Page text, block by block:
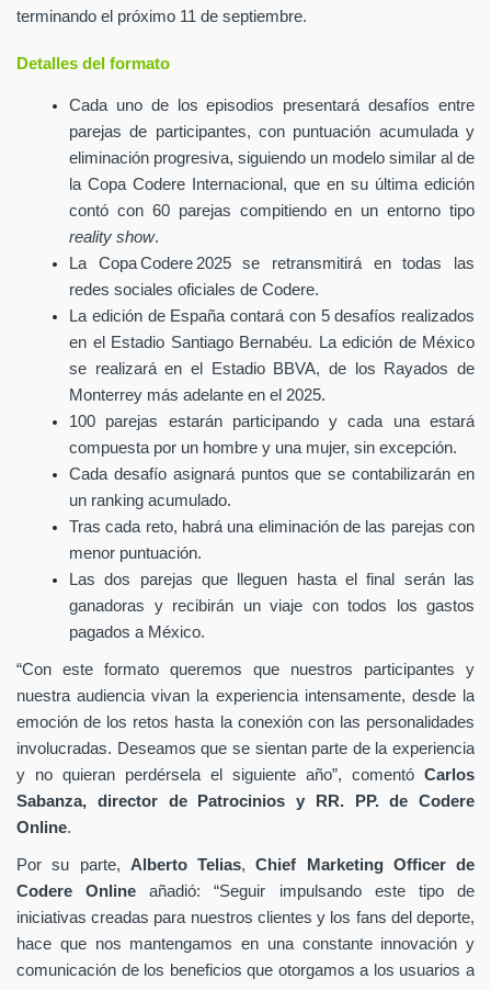
terminando el próximo 11 de septiembre.
Detalles del formato
Cada uno de los episodios presentará desafíos entre
parejas de participantes, con puntuación acumulada y
eliminación progresiva, siguiendo un modelo similar al de
la Copa Codere Internacional, que en su última edición
contó con 60 parejas compitiendo en un entorno tipo
reality show.
La Copa Codere 2025 se retransmitirá en todas las
redes sociales oficiales de Codere.
La edición de España contará con 5 desafíos realizados
en el Estadio Santiago Bernabéu. La edición de México
se realizará en el Estadio BBVA, de los Rayados de
Monterrey más adelante en el 2025.
100 parejas estarán participando y cada una estará
compuesta por un hombre y una mujer, sin excepción.
Cada desafío asignará puntos que se contabilizarán en
un ranking acumulado.
Tras cada reto, habrá una eliminación de las parejas con
menor puntuación.
Las dos parejas que lleguen hasta el final serán las
ganadoras y recibirán un viaje con todos los gastos
pagados a México.
“Con este formato queremos que nuestros participantes y
nuestra audiencia vivan la experiencia intensamente, desde la
emoción de los retos hasta la conexión con las personalidades
involucradas. Deseamos que se sientan parte de la experiencia
y no quieran perdérsela el siguiente año”, comentó Carlos
Sabanza, director de Patrocinios y RR. PP. de Codere
Online.
Por su parte, Alberto Telias,Chief Marketing Officer de
Codere Online añadió: “Seguir impulsando este tipo de
iniciativas creadas para nuestros clientes y los fans del deporte,
hace que nos mantengamos en una constante innovación y
comunicación de los beneficios que otorgamos a los usuarios a